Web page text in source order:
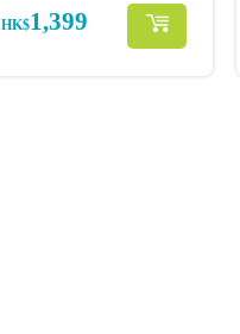
HK$1,399